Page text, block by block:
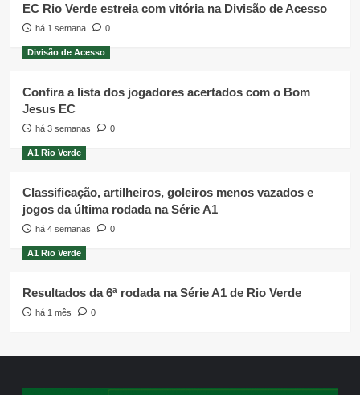
EC Rio Verde estreia com vitória na Divisão de Acesso
há 1 semana 0
Divisão de Acesso
Confira a lista dos jogadores acertados com o Bom
Jesus EC
há 3 semanas 0
A1 Rio Verde
Classificação, artilheiros, goleiros menos vazados e
jogos da última rodada na Série A1
há 4 semanas 0
A1 Rio Verde
Resultados da 6ª rodada na Série A1 de Rio Verde
há 1 mês 0